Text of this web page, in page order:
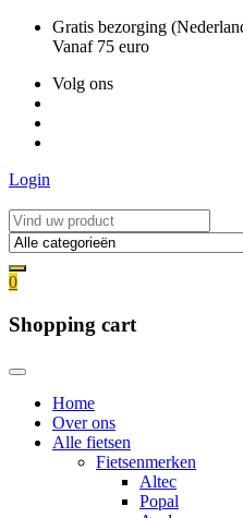
inhoud
Gratis bezorging
Vanaf 75 euro
Volg ons
Login
0
Shopping cart
Home
Over ons
Alle fietsen
Fietsenmerken
Altec
Popal